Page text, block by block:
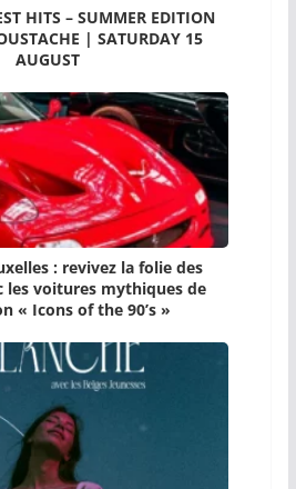
HITS – SUMMER EDITION
| SATURDAY 15
AUGUST
: revivez la folie des
les voitures mythiques de
« Icons of the 90’s »